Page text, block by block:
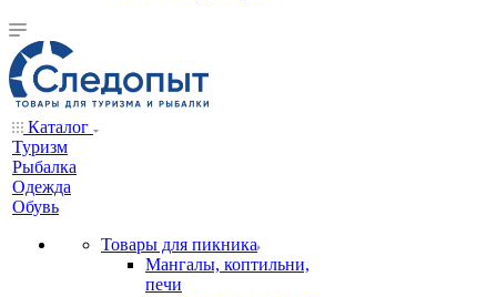
Каталог
Туризм
Рыбалка
Одежда
Обувь
Товары для пикника
Мангалы, коптильни,
печи